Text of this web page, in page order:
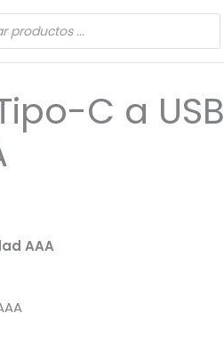
C a USB
AAA